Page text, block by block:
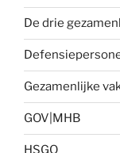
De drie
Gezamenlijke
GOV|MHB
HSGO